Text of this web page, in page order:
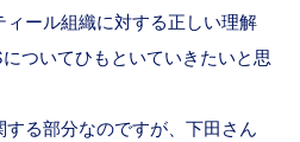
ール組織に対する正しい理解
ついてひもといていきたいと思
る部分なのですが、下田さん